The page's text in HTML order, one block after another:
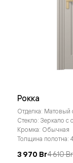
Рокка
Отделка: Матовый
Стекло: Зеркало с
Кромка: Обычная
Толщина полотна:
3 970 Br4 610 Br